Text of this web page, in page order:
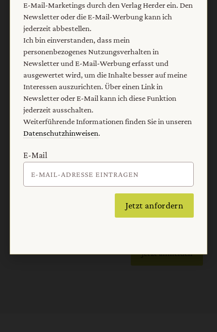
Der einfach leben-Newsletter
Ja, ich möchte den kostenlosen einfach leben-
Newsletter abonnierenund willige in die Verwendung
meiner Kontaktdaten zum Zweck des E-Mail-Marketings
durch den Verlag Herder ein. Den Newsletter oder die E-
Mail-Werbung kann ich jederzeit abbestellen.
Ich bin einverstanden, dass mein personenbezogenes
Nutzungsverhalten in Newsletter und E-Mail-Werbung
meine Interessen auszurichten. Über einen Link in
Newsletter oder E-Mail kann ich diese Funktion jederzeit
ausschalten.
Weiterführende Informationen finden Sie in unseren
Datenschutzhinweisen
Jetzt anmelden
E-Mail-Marketings durch den Verlag Herder ein. Den
Newsletter oder die E-Mail-Werbung kann ich
jederzeit abbestellen.
Ich bin einverstanden, dass mein
personenbezogenes Nutzungsverhalten in
Newsletter und E-Mail-Werbung erfasst und
ausgewertet wird, um die Inhalte besser auf meine
Interessen auszurichten. Über einen Link in
Newsletter oder E-Mail kann ich diese Funktion
jederzeit ausschalten.
Weiterführende Informationen finden Sie in unseren
Datenschutzhinweisen.
E-Mail
Jetzt anfordern